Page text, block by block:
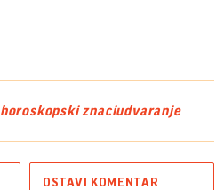
horoskopski znaciudvaranje
OSTAVI KOMENTAR